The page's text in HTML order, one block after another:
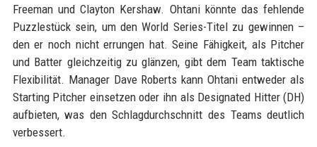
Freeman und Clayton Kershaw. Ohtani könnte das fehlende
Puzzlestück sein, um den World Series-Titel zu gewinnen –
den er noch nicht errungen hat. Seine Fähigkeit, als Pitcher
und Batter gleichzeitig zu glänzen, gibt dem Team taktische
Flexibilität. Manager Dave Roberts kann Ohtani entweder als
Starting Pitcher einsetzen oder ihn als Designated Hitter (DH)
aufbieten, was den Schlagdurchschnitt des Teams deutlich
verbessert.